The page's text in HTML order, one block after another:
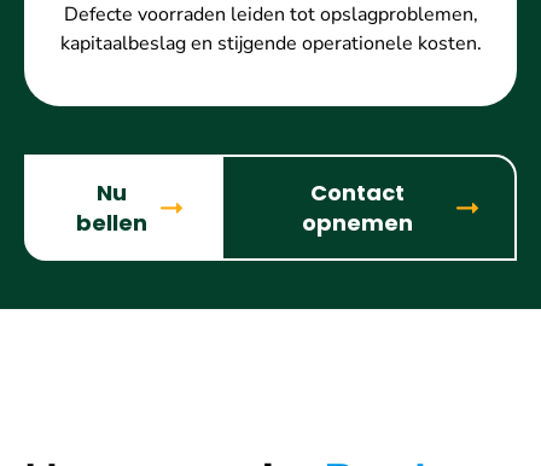
Defecte voorraden leiden tot opslagproblemen,
kapitaalbeslag en stijgende operationele kosten.
Nu
bellen
Contact
opnemen